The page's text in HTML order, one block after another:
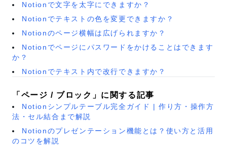
Notionで文字を太字にできますか？
Notionでテキストの色を変更できますか？
Notionのページ横幅は広げられますか？
Notionでページにパスワードをかけることはできます
か？
Notionでテキスト内で改行できますか？
「ページ / ブロック」に関する記事
Notionシンプルテーブル完全ガイド | 作り方・操作方
法・セル結合まで解説
Notionのプレゼンテーション機能とは？使い方と活用
のコツを解説